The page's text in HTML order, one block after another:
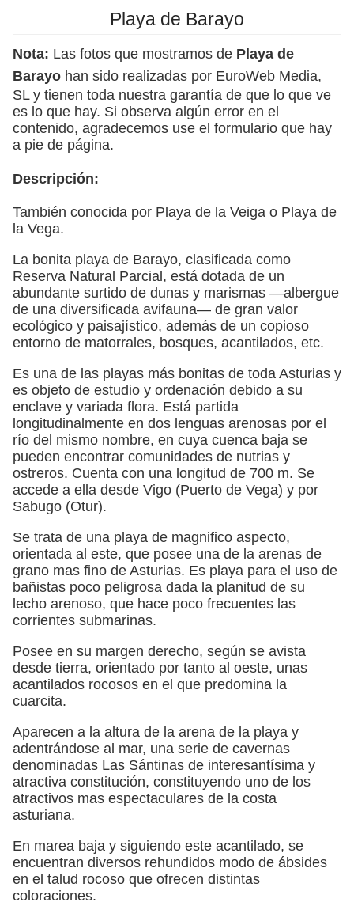
Playa de Barayo
Nota: Las fotos que mostramos de Playa de
Barayo han sido realizadas por EuroWeb Media,
SL y tienen toda nuestra garantía de que lo que ve
es lo que hay. Si observa algún error en el
contenido, agradecemos use el formulario que hay
a pie de página.
Descripción:
También conocida por Playa de la Veiga o Playa de
la Vega.
La bonita playa de Barayo, clasificada como
Reserva Natural Parcial, está dotada de un
abundante surtido de dunas y marismas —albergue
de una diversificada avifauna— de gran valor
ecológico y paisajístico, además de un copioso
entorno de matorrales, bosques, acantilados, etc.
Es una de las playas más bonitas de toda Asturias y
es objeto de estudio y ordenación debido a su
enclave y variada flora. Está partida
longitudinalmente en dos lenguas arenosas por el
río del mismo nombre, en cuya cuenca baja se
pueden encontrar comunidades de nutrias y
ostreros. Cuenta con una longitud de 700 m. Se
accede a ella desde Vigo (Puerto de Vega) y por
Sabugo (Otur).
Se trata de una playa de magnifico aspecto,
orientada al este, que posee una de la arenas de
grano mas fino de Asturias. Es playa para el uso de
bañistas poco peligrosa dada la planitud de su
lecho arenoso, que hace poco frecuentes las
corrientes submarinas.
Posee en su margen derecho, según se avista
desde tierra, orientado por tanto al oeste, unas
acantilados rocosos en el que predomina la
cuarcita.
Aparecen a la altura de la arena de la playa y
adentrándose al mar, una serie de cavernas
denominadas Las Sántinas de interesantísima y
atractiva constitución, constituyendo uno de los
atractivos mas espectaculares de la costa
asturiana.
En marea baja y siguiendo este acantilado, se
encuentran diversos rehundidos modo de ábsides
en el talud rocoso que ofrecen distintas
coloraciones.